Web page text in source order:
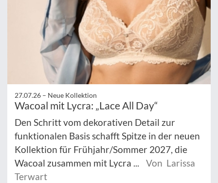
27.07.26 – Neue Kollektion
Wacoal mit Lycra: „Lace All Day“
Den Schritt vom dekorativen Detail zur
funktionalen Basis schafft Spitze in der neuen
Kollektion für Frühjahr/Sommer 2027, die
Wacoal zusammen mit Lycra ...
Von Larissa
Terwart